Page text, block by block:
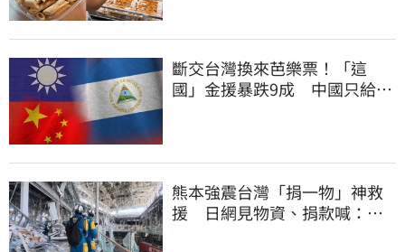
斷交台灣換來芭樂票！「這
國」金援暴跌9成 中國只給26
熊本強震台灣「捐一物」神救
援 日網見物資、捐款喊：給